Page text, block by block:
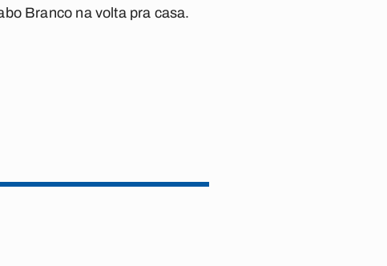
Branco na volta pra casa.